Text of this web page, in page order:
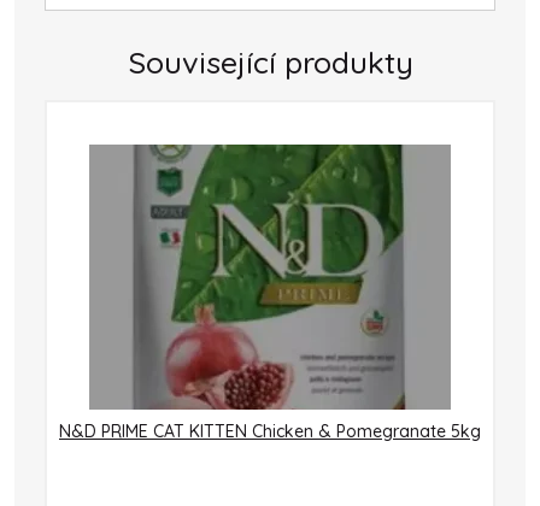
Související produkty
N&D PRIME CAT KITTEN Chicken & Pomegranate 5kg